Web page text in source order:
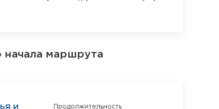
маршрута
И
Продолжительность